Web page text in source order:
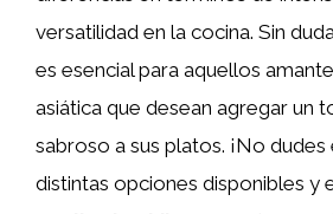
versatilidad en la cocina. Sin
es esencial para aquellos
asiática que desean agregar un
sabroso a sus platos. ¡No
distintas opciones disponibles y